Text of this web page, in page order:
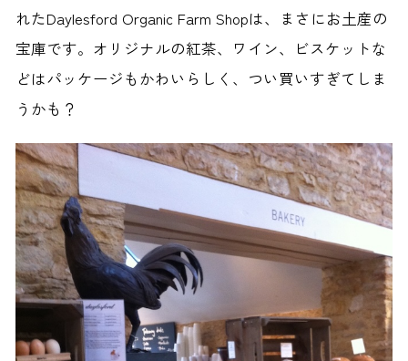
れたDaylesford Organic Farm Shopは、まさにお土産の
宝庫です。オリジナルの紅茶、ワイン、ビスケットな
どはパッケージもかわいらしく、つい買いすぎてしま
うかも？